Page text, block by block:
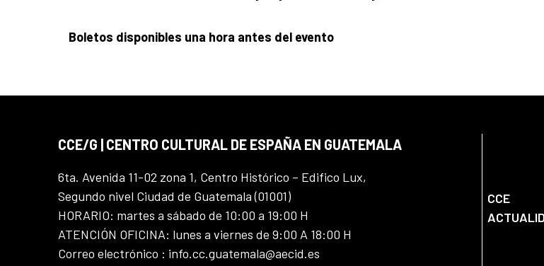
Boletos disponibles una hora antes del evento
CCE/G | CENTRO CULTURAL DE ESPAÑA EN GUATEMALA
6ta. Avenida 11-02 zona 1, Centro Histórico – Edifico Lux,
Segundo nivel Ciudad de Guatemala (01001)
HORARIO: martes a sábado de 10:00 a 19:00 H
ATENCIÓN OFICINA: lunes a viernes de 9:00 A 18:00 H
Correo electrónico : info.cc.guatemala@aecid.es
CCE